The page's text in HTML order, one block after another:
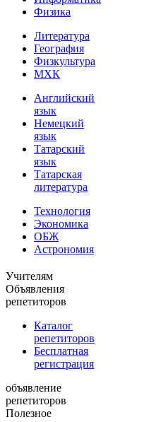
Физика
Литература
География
Физкультура
МХК
Английский
язык
Немецкий
язык
Татарский
язык
Татарская
литература
Технология
Экономика
ОБЖ
Астрономия
Учителям
Объявления
репетиторов
Каталог
репетиторов
Бесплатная
регистрация
объявление
репетиторов
Полезное